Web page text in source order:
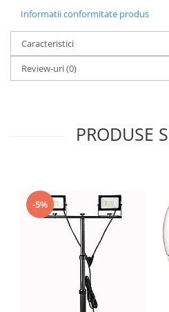
Informatii conformitate produs
Caracteristici
Review-uri(0)
PRODUSE
-5%